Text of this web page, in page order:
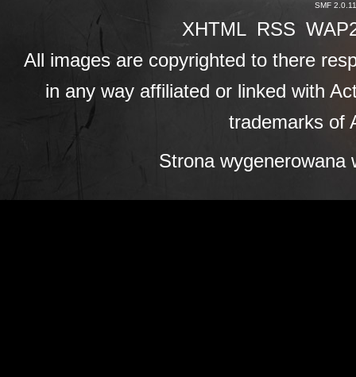
SMF 2.0.11
XHTML RSS
All images are copyrighted to there
in any way affiliated or linked with
trademarks of
Strona wygenerowana